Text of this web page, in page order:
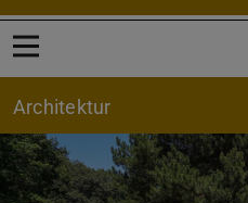
Menü öffnen
Architektur